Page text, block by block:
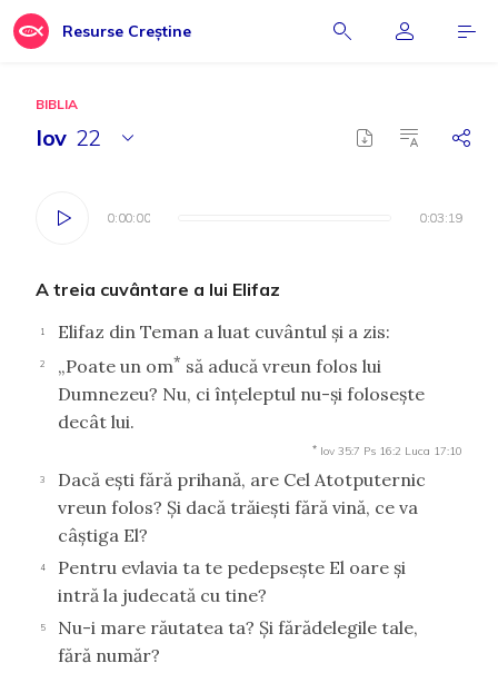
Resurse Creștine
BIBLIA
Iov 22
0:00:00 0:03:19
0:00:00 0:03:19
A treia cuvântare a lui Elifaz
1 Elifaz din Teman a luat cuvântul şi a zis:
2 „Poate un om* să aducă vreun folos lui
Dumnezeu? Nu, ci înţeleptul nu-şi foloseşte
decât lui.
* Iov 35:7 Ps 16:2 Luca 17:10
3
Dacă eşti fără prihană, are Cel Atotputernic
vreun folos? Şi dacă trăieşti fără vină, ce va
câştiga El?
4
Pentru evlavia ta te pedepseşte El oare şi
intră la judecată cu tine?
5
Nu-i mare răutatea ta? Şi fărădelegile tale,
fără număr?